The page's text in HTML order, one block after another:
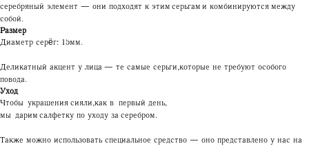
серебряный элемент — они подходят к этим серьгам и комбинируются между
собой.
Размер
Диаметр серёг: 15 мм.
Деликатный акцент у лица — те самые серьги, которые не требуют особого
повода.
Уход
Чтобы украшения сияли, как в первый день,
мы дарим салфетку по уходу за серебром.
Также можно использовать специальное средство — оно представлено у нас на